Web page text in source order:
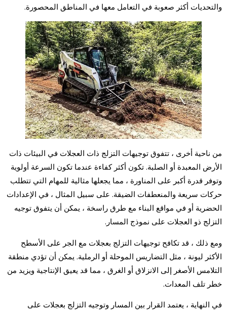
والتحديات أكثر صعوبة في التعامل معها في المناطق المحصورة.
من ناحية أخرى ، تتفوق توجيهات التزلج ذات العجلات في البيئات ذات
الأرض المعبدة أو الصلبة. تكون أكثر كفاءة عندما تكون السرعة أولوية
وتوفر قدرة أكبر على المناورة ، مما يجعلها مثالية للمهام التي تتطلب
حركات سريعة والمنعطفات الضيقة. على سبيل المثال ، في الإعدادات
الحضرية أو في مواقع البناء مع طرق راسخة ، يمكن أن يتفوق توجيه
التزلج ذو العجلات على نموذج المسار.
ومع ذلك ، قد تكافح توجيهات التزلج بعجلات مع الجر على الأسطح
الأكثر ليونة ، مثل التضاريس الموحلة أو الرملية. يمكن أن تؤدي منطقة
التلامس الأصغر إلى الانزلاق أو الغرق ، مما قد يعيق الإنتاجية ويزيد من
خطر تلف المعدات.
في النهاية ، يعتمد القرار بين المسار وتوجيه التزلج بعجلات على